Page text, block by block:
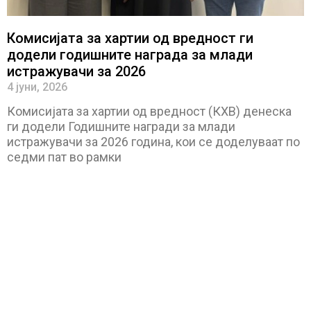
Комисијата за хартии од вредност ги
додели годишните награда за млади
истражувачи за 2026
4 јуни, 2026
Комисијата за хартии од вредност (КХВ) денеска
ги додели Годишните награди за млади
истражувачи за 2026 година, кои се доделуваат по
седми пат во рамки